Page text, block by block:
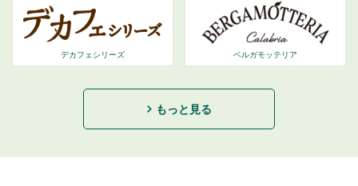
デカフェシリーズ ベルガモッテリア
もっと見る